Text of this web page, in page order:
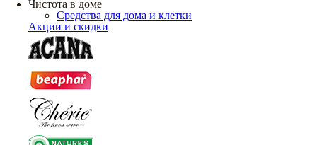
Чистота в доме
Средства для дома и клетки
Акции и скидки